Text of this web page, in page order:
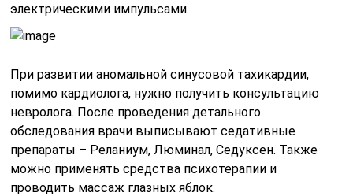
электрическими импульсами.
При развитии аномальной синусовой тахикардии,
помимо кардиолога, нужно получить консультацию
невролога. После проведения детального
обследования врачи выписывают седативные
препараты – Реланиум, Люминал, Седуксен. Также
можно применять средства психотерапии и
проводить массаж глазных яблок.